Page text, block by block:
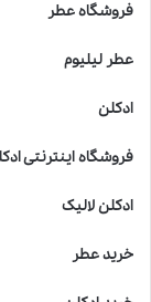
فروشگاه عطر
عطر لیلیوم
ادکلن
فروشگاه اینترنتی
ادکلن لالیک
خرید عطر